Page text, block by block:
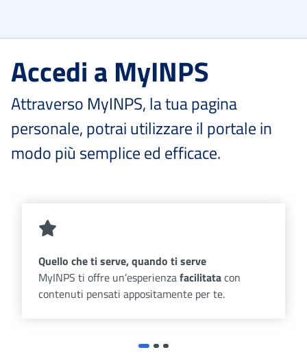
Accedi a MyINPS
Attraverso MyINPS, la tua pagina
personale, potrai utilizzare il portale in
modo più semplice ed efficace.
Quello che ti serve, quando ti serve
MyINPS ti offre un’esperienzafacilitatacon
contenuti pensati appositamente per te.